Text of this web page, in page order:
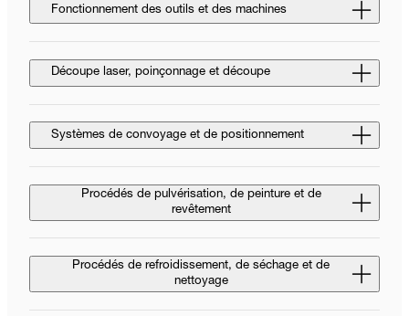
Fonctionnement des outils et des machines
Découpe laser, poinçonnage et découpe
Systèmes de convoyage et de positionnement
Procédés de pulvérisation, de peinture et de
revêtement
Procédés de refroidissement, de séchage et de
nettoyage